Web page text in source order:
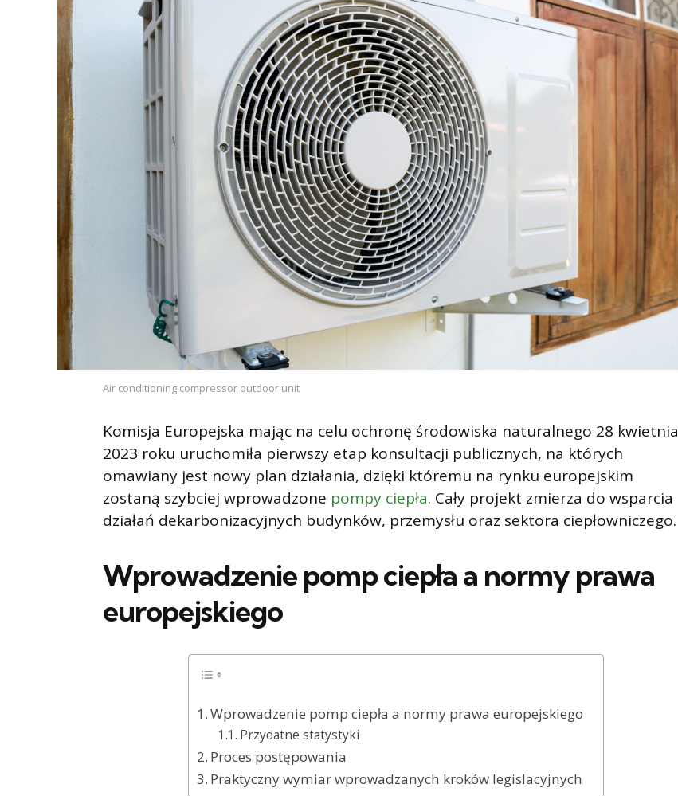
Air conditioning compressor outdoor unit
Komisja Europejska mając na celu ochronę środowiska naturalnego 28 kwietnia
2023 roku uruchomiła pierwszy etap konsultacji publicznych, na których
omawiany jest nowy plan działania, dzięki któremu na rynku europejskim
zostaną szybciej wprowadzone pompy ciepła. Cały projekt zmierza do wsparcia
działań dekarbonizacyjnych budynków, przemysłu oraz sektora ciepłowniczego.
Wprowadzenie pomp ciepła a normy prawa
europejskiego
Wprowadzenie pomp ciepła a normy prawa europejskiego
Przydatne statystyki
Proces postępowania
Praktyczny wymiar wprowadzanych kroków legislacyjnych